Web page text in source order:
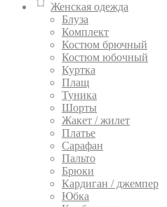
Женская одежда
Блуза
Комплект
Костюм брючный
Костюм юбочный
Куртка
Плащ
Туника
Шорты
Жакет / жилет
Платье
Сарафан
Пальто
Брюки
Кардиган / джемпер
Юбка